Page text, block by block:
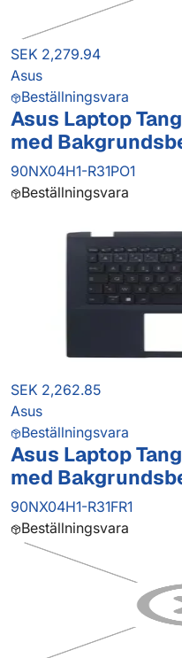
SEK 2,279.94
Asus
Beställningsvara
Asus Laptop
med
90NX04H1-R31PO1
Beställningsvara
SEK 2,262.85
Asus
Beställningsvara
Asus Laptop
med
90NX04H1-R31FR1
Beställningsvara